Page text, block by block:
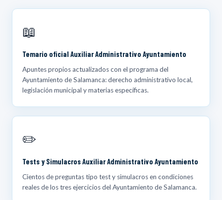
📖
Temario oficial Auxiliar Administrativo Ayuntamiento
Apuntes propios actualizados con el programa del
Ayuntamiento de Salamanca: derecho administrativo local,
legislación municipal y materias específicas.
✏️
Tests y Simulacros Auxiliar Administrativo Ayuntamiento
Cientos de preguntas tipo test y simulacros en condiciones
reales de los tres ejercicios del Ayuntamiento de Salamanca.